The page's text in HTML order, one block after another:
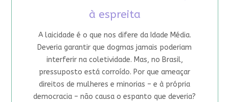
à espreita
A laicidade é o que nos difere da Idade Média.
Deveria garantir que dogmas jamais poderiam
interferir na coletividade. Mas, no Brasil,
pressuposto está corroído. Por que ameaçar
direitos de mulheres e minorias – e à própria
democracia – não causa o espanto que deveria?